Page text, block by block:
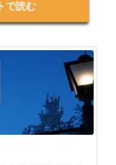
で読む